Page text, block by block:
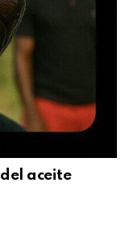
aceite